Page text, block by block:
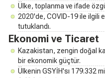
Ülke, toplanma ve ifade
2020'de, COVID-19 ile ilgili
tutuklandı.
Ekonomi ve Ticaret
Kazakistan, zengin doğal
bir ekonomik güçtür.
Ülkenin GSYİH'sı 179.332